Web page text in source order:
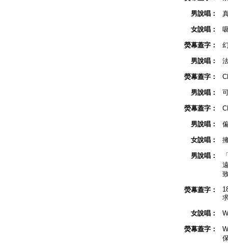
男說唱：
女說唱：
熒幕蓋字：
男說唱：
熒幕蓋字：
男說唱：
熒幕蓋字：
男說唱：
女說唱：
男說唱：
熒幕蓋字：
女說唱：
熒幕蓋字：